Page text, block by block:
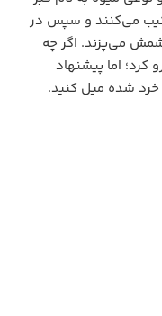
می‌کنند و سپس در
می‌پزند. اگر چه
کرد؛ اما پیشنهاد
خرد شده میل کنید.